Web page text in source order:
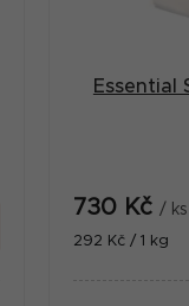
Essential
730 Kč/ ks
Měrná
292 Kč / 1 kg